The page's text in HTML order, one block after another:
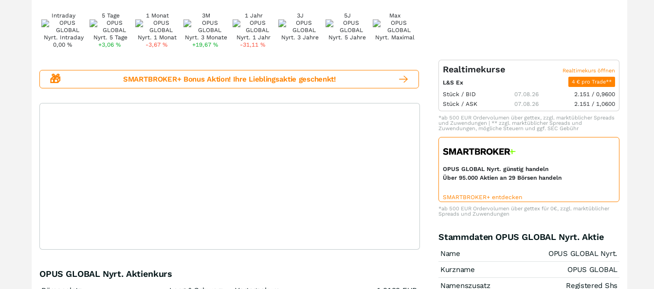
Intraday
0,00%
5 Tage
+3,06%
1 Monat
-3,67 %
3M
+19,67 %
1 Jahr
-31,11%
3J 5J Max
🎁 SMARTBROKER+ Bonus Aktion! Ihre Lieblingsaktie geschenkt!
OPUS GLOBAL Nyrt. Aktienkurs
Realtimekurse Realtimekurs öffnen
L&S Ex 4 € pro Trade**
Stück / BID 07.08.26 2.151 / 0,9600
Stück / ASK 07.08.26 2.151 / 1,0600
*ab 500 EUR Ordervolumen über gettex, zzgl. marktüblicher Spreads
und Zuwendungen | ** zzgl. marktüblicher Spreads und
Zuwendungen, mögliche Steuern und ggf. SEC Gebühr
OPUS GLOBAL Nyrt. günstig handeln
Über 95.000 Aktien an 29 Börsen handeln
SMARTBROKER+ entdecken
*ab 500 EUR Ordervolumen über gettex für 0€, zzgl. marktüblicher
Spreads und Zuwendungen
Stammdaten OPUS GLOBAL Nyrt. Aktie
Name
OPUS GLOBAL Nyrt.
Kurzname
OPUS GLOBAL
Namenszusatz
Registered Shs